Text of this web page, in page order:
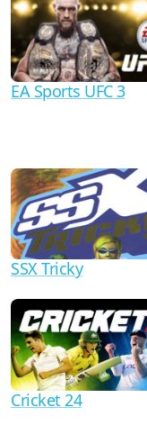
EA Sports UFC 3
SSX Tricky
Cricket 24